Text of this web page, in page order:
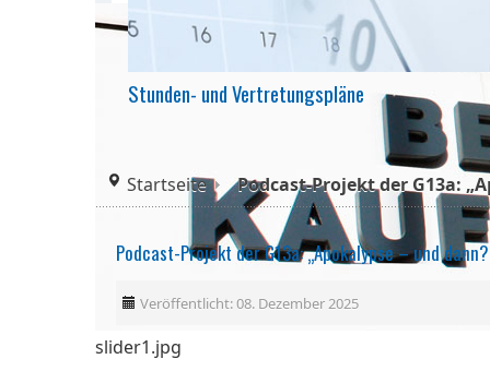
slider1.jpg
Stunden- und Vertretungspläne
Startseite Podcast-Projekt der G13a:
Podcast-Projekt der G13a: „Apokalypse – und
Veröffentlicht: 08. Dezember 2025